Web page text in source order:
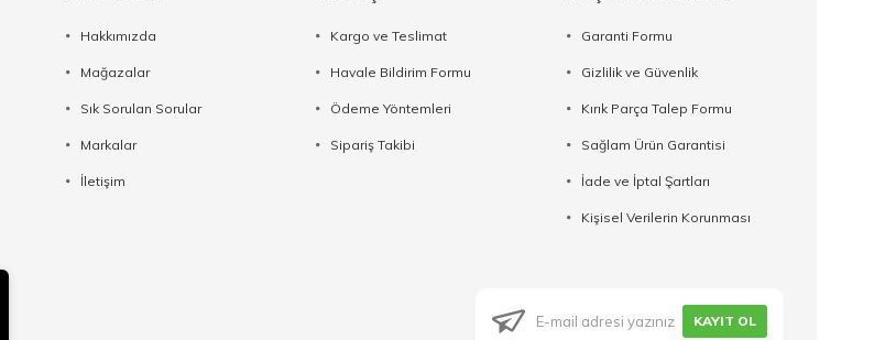
Hakkımızda
Mağazalar
Sık Sorulan Sorular
Markalar
İletişim
Kargo ve Teslimat
Havale Bildirim Formu
Ödeme Yöntemleri
Sipariş Takibi
Garanti Formu
Gizlilik ve Güvenlik
Kırık Parça Talep Formu
Sağlam Ürün Garantisi
İade ve İptal Şartları
Kişisel Verilerin Korunması
KAYIT OL